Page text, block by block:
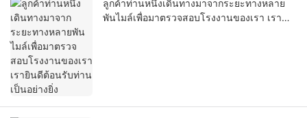
ลูกค้าท่านหนึ่งเดินทางมาจากระยะทางหลาย
พันไมล์เพื่อมาตรวจสอบโรงงานของเรา เรา